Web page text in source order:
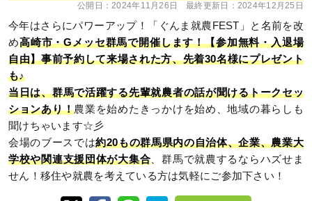
公開日：2024年11月26日 最終更新日： 2024年12月25日
今年はさらにパワーアップ！「ぐんま就農FEST」と名前を改
め高崎市・Gメッセ群馬で開催します！【参加無料・入退場
自由】事前予約して来場された方、先着30名様にプレゼント
も♪
当日は、群馬で活躍する先輩就農者の話が聞けるトークセッ
ションあり！農業を始めたきっかけを始め、地域の暮らしも
聞けちゃいます☆彡
会場のブースでは約20もの群馬県内の自治体、企業、農業大
学校や関連支援団体が大集合 、群馬で就農するならハズせま
せん！移住や就農を考えている方は気軽にご参加下さい！